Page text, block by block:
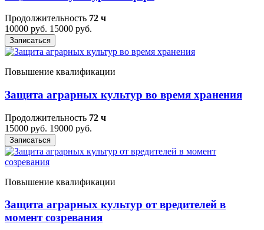
Продолжительность 72 ч
10000 руб. 15000 руб.
Записаться
Повышение квалификации
Защита аграрных культур во время хранения
Продолжительность 72 ч
15000 руб. 19000 руб.
Записаться
Повышение квалификации
Защита аграрных культур от вредителей в
момент созревания